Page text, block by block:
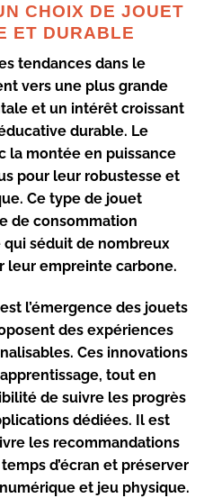
CHOIX DE JOUET
ET DURABLE
tendances dans le
vers une plus grande
et un intérêt croissant
durable. Le
la montée en puissance
pour leur robustesse et
Ce type de jouet
de consommation
séduit de nombreux
leur empreinte carbone.
l’émergence des jouets
des expériences
Ces innovations
tout en
de suivre les progrès
dédiées. Il est
les recommandations
d’écran et préserver
et jeu physique.